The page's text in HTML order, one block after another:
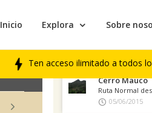
Inicio Explora Sobre
Ten acceso ilimitado a todos
ÚLTIMAS
LIBROS DE CUMBRES
Cerro Mauco
05/06/2015